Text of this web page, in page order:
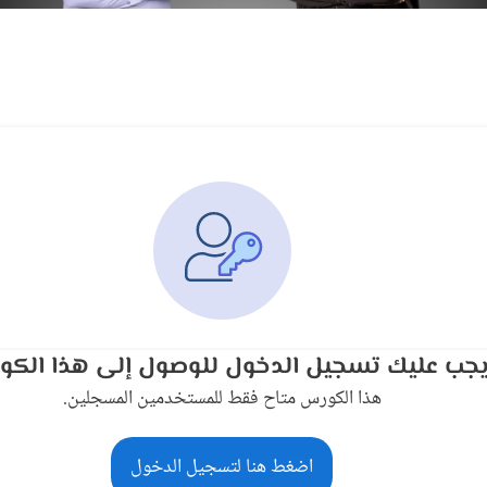
عليك تسجيل الدخول للوصول إلى هذا
هذا الكورس متاح فقط للمستخدمين المسجلين.
اضغط هنا لتسجيل الدخول